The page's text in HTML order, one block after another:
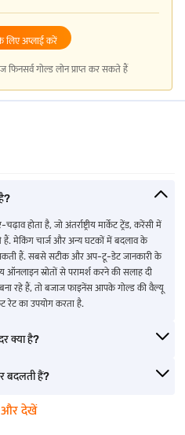
लिए अप्लाई करें
गोल्ड लोन प्राप्त कर सकते हैं
होता है, जो अंतर्राष्ट्रीय मार्केट ट्रेंड, करेंसी में
हैं. मेकिंग चार्ज और अन्य घटकों में बदलाव के
हैं. सबसे सटीक और अप-टू-डेट जानकारी के
ऑनलाइन स्रोतों से परामर्श करने की सलाह दी
रहे हैं, तो बजाज फाइनेंस आपके गोल्ड की वैल्यू
रेट का उपयोग करता है.
क्या है?
बदलती हैं?
और देखें